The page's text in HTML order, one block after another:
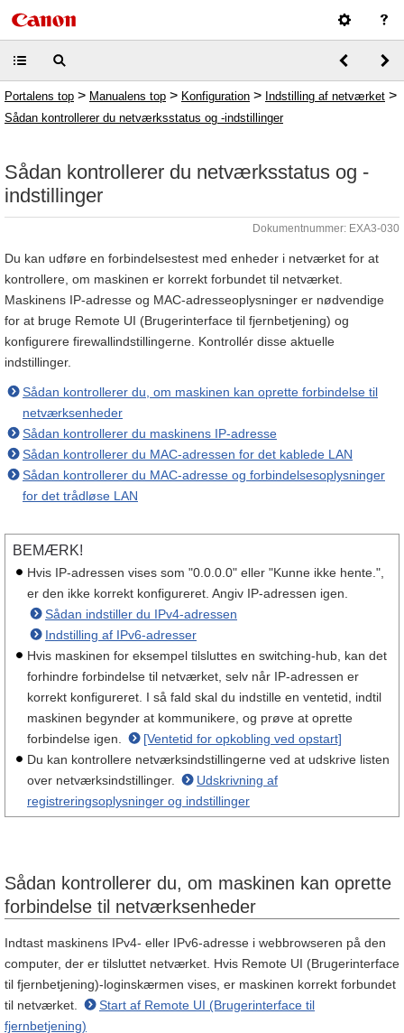
Portalens top > Manualens top > Konfiguration > Indstilling af netværket >
Sådan kontrollerer du netværksstatus og -indstillinger
Sådan kontrollerer du netværksstatus og -
indstillinger
Dokumentnummer: EXA3-030
Du kan udføre en forbindelsestest med enheder i netværket for at
kontrollere, om maskinen er korrekt forbundet til netværket.
Maskinens IP-adresse og MAC-adresseoplysninger er nødvendige
for at bruge Remote UI (Brugerinterface til fjernbetjening) og
konfigurere firewallindstillingerne. Kontrollér disse aktuelle
indstillinger.
Sådan kontrollerer du, om maskinen kan oprette forbindelse til
netværksenheder
Sådan kontrollerer du maskinens IP-adresse
Sådan kontrollerer du MAC-adressen for det kablede LAN
Sådan kontrollerer du MAC-adresse og forbindelsesoplysninger
for det trådløse LAN
BEMÆRK!
Hvis IP-adressen vises som "0.0.0.0" eller "Kunne ikke hente.",
er den ikke korrekt konfigureret. Angiv IP-adressen igen.
Sådan indstiller du IPv4-adressen
Indstilling af IPv6-adresser
Hvis maskinen for eksempel tilsluttes en switching-hub, kan det
forhindre forbindelse til netværket, selv når IP-adressen er
korrekt konfigureret. I så fald skal du indstille en ventetid, indtil
maskinen begynder at kommunikere, og prøve at oprette
forbindelse igen.
[Ventetid for opkobling ved opstart]
Du kan kontrollere netværksindstillingerne ved at udskrive listen
over netværksindstillinger.
Udskrivning af
registreringsoplysninger og indstillinger
Sådan kontrollerer du, om maskinen kan oprette
forbindelse til netværksenheder
Indtast maskinens IPv4- eller IPv6-adresse i webbrowseren på den
computer, der er tilsluttet netværket. Hvis Remote UI (Brugerinterface
til fjernbetjening)-loginskærmen vises, er maskinen korrekt forbundet
til netværket.
Start af Remote UI (Brugerinterface til
fjernbetjening)